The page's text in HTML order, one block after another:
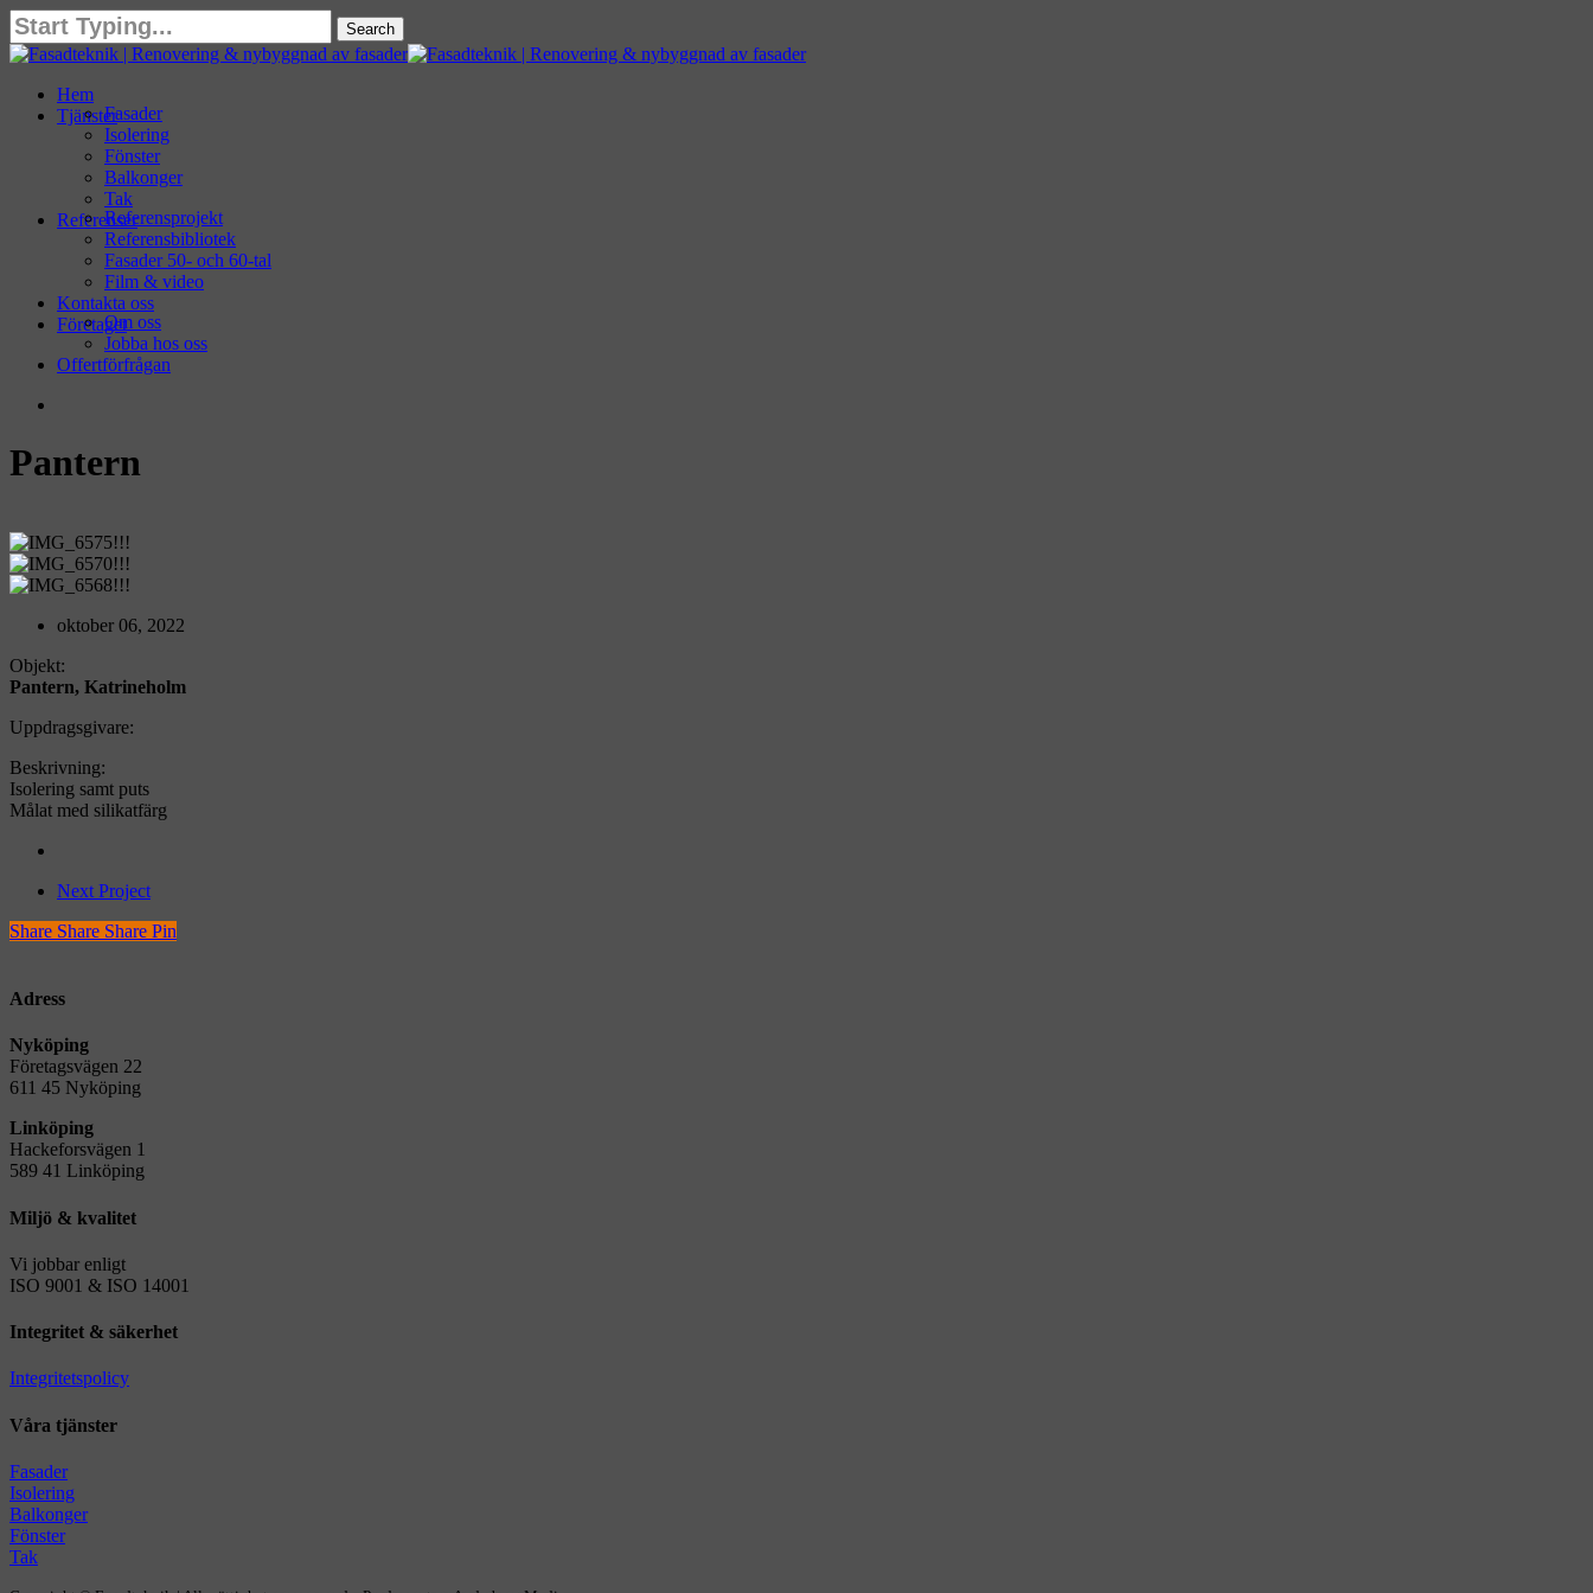
Skip
to
main
Search
Close
search
Menu
Hem
TjänsterFasader
Isolering
Fönster
Balkonger
Tak
ReferenserReferensprojekt
Referensbibliotek
Fasader 50- och 60-tal
Film & video
Kontakta oss
FöretagetOm oss
Jobba hos oss
Offertförfrågan
Pantern
IMG_6575!!!
IMG_6570!!!
oktober 06, 2022
Objekt:
Pantern, Katrineholm
Uppdragsgivare:
Beskrivning:
Isolering samt puts
Målat med silikatfärg
Next Project
Share
Share Share Share Pin
Adress
Nyköping
Företagsvägen 22
611 45 Nyköping
Linköping
Hackeforsvägen 1
589 41 Linköping
Miljö & kvalitet
Vi jobbar enligt
ISO 9001 & ISO 14001
Integritet & säkerhet
Integritetspolicy
Våra tjänster
Fasader
Isolering
Balkonger
Fönster
Tak